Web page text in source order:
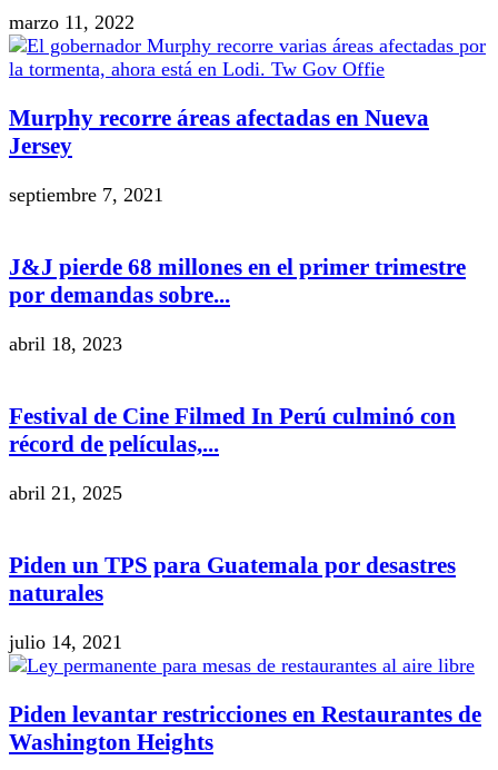
marzo 11, 2022
Murphy recorre áreas afectadas en Nueva
Jersey
septiembre 7, 2021
J&J pierde 68 millones en el primer trimestre
por demandas sobre...
abril 18, 2023
Festival de Cine Filmed In Perú culminó con
récord de películas,...
abril 21, 2025
Piden un TPS para Guatemala por desastres
naturales
julio 14, 2021
Piden levantar restricciones en Restaurantes de
Washington Heights